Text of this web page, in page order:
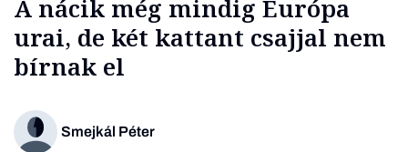
A nácik még mindig Európa
urai, de két kattant csajjal nem
bírnak el
Smejkál Péter